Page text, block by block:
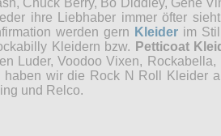
Chuck Berry, Bo Diddley, Gene
ihre Liebhaber immer öfter
werden gern Kleider im
Kleidern bzw. Petticoat
Luder, Voodoo Vixen,
wir die Rock N Roll Kleider
und Relco.